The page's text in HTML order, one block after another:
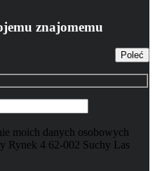
znajomemu
Poleć
moich danych osobowych
Rynek 4 62-002 Suchy Las